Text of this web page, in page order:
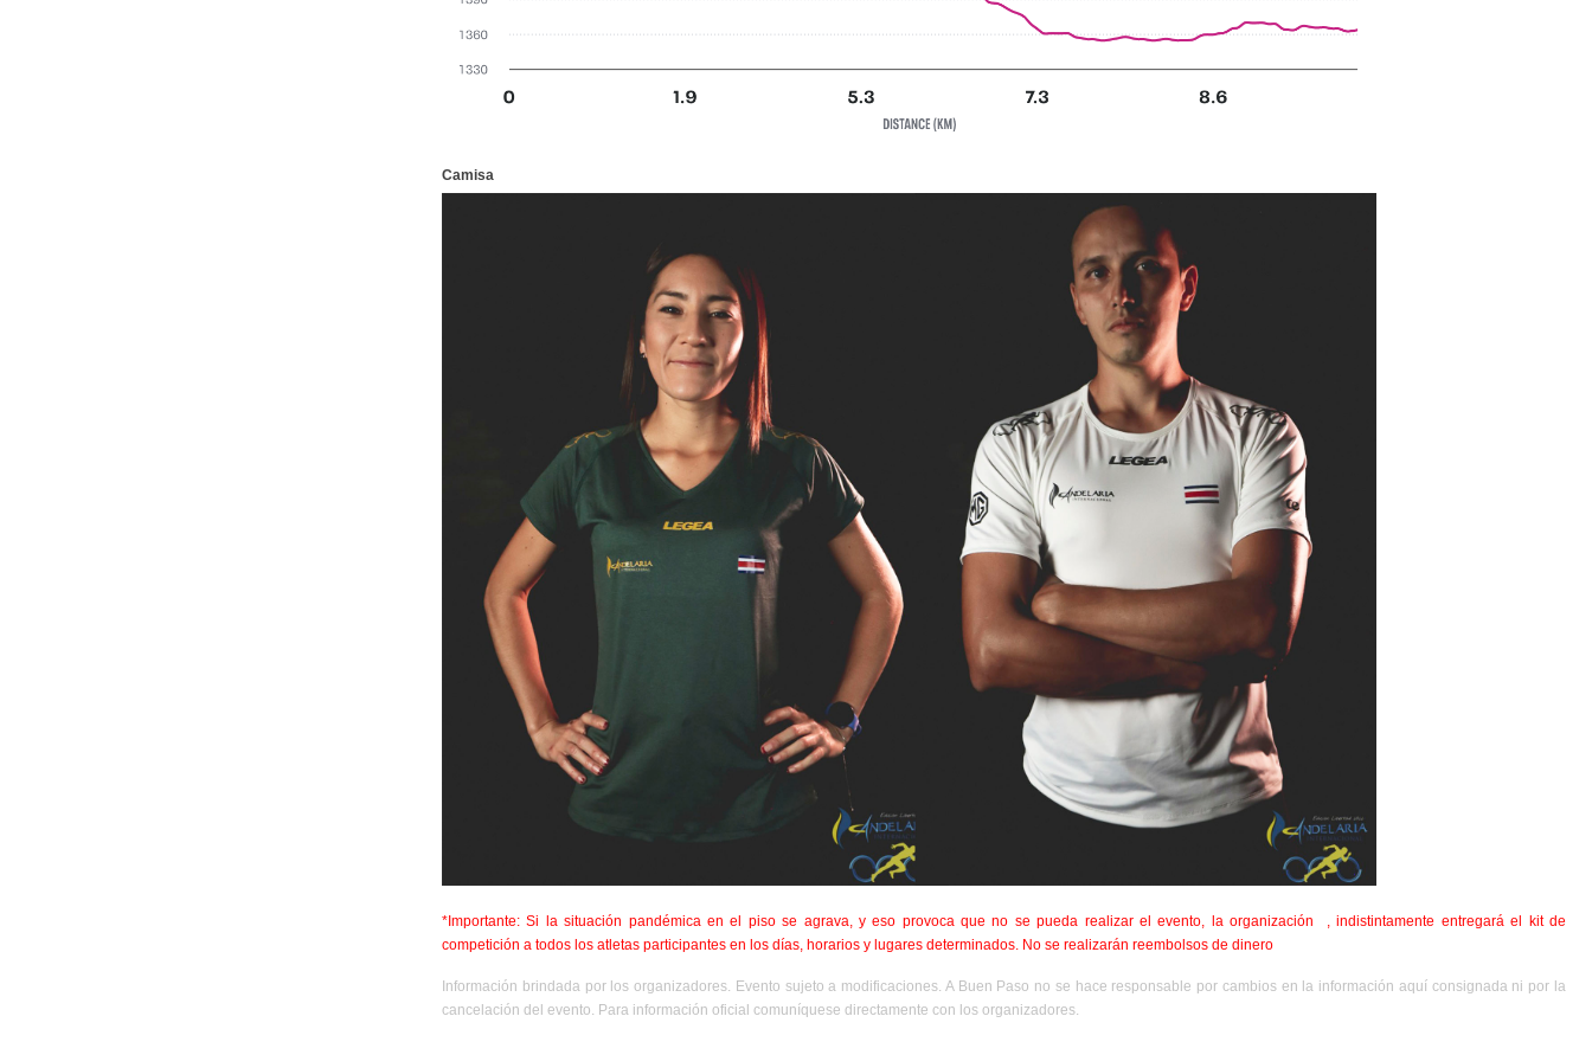
Camisa
*Importante: Si la situación pandémica en el piso se agrava, y eso provoca que no se pueda realizar el evento, la organización , indistintamente entregará el kit de
competición a todos los atletas participantes en los días, horarios y lugares determinados. No se realizarán reembolsos de dinero
Información brindada por los organizadores. Evento sujeto a modificaciones. A Buen Paso no se hace responsable por cambios en la información aquí consignada ni por la
cancelación del evento. Para información oficial comuníquese directamente con los organizadores.